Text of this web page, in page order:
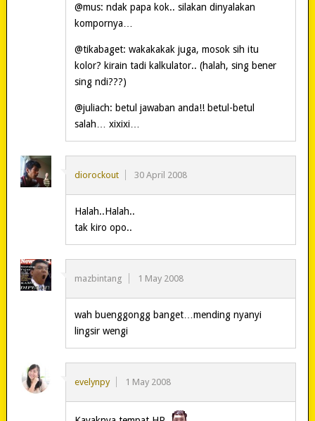
@mus: ndak papa kok.. silakan dinyalakan
kompornya…
@tikabaget: wakakakak juga, mosok sih itu
kolor? kirain tadi kalkulator.. (halah, sing bener
sing ndi???)
@juliach: betul jawaban anda!! betul-betul
salah… xixixi…
diorockout 30 April 2008
Halah..Halah..
tak kiro opo..
mazbintang 1 May 2008
wah buenggongg banget…mending nyanyi
lingsir wengi
evelynpy 1 May 2008